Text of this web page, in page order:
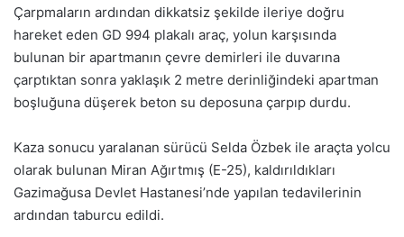
Çarpmaların ardından dikkatsiz şekilde ileriye doğru
hareket eden GD 994 plakalı araç, yolun karşısında
bulunan bir apartmanın çevre demirleri ile duvarına
çarptıktan sonra yaklaşık 2 metre derinliğindeki apartman
boşluğuna düşerek beton su deposuna çarpıp durdu.
Kaza sonucu yaralanan sürücü Selda Özbek ile araçta yolcu
olarak bulunan Miran Ağırtmış (E-25), kaldırıldıkları
Gazimağusa Devlet Hastanesi’nde yapılan tedavilerinin
ardından taburcu edildi.